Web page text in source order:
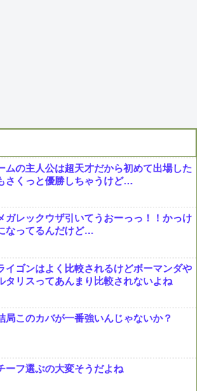
ムの主人公は超天才だから初めて出場した
さくっと優勝しちゃうけど…
ガレックウザ引いてうおーっっ！！かっけ
なってるんだけど…
イゴンはよく比較されるけどボーマンダや
タリスってあんまり比較されないよね
局このカバが一番強いんじゃないか？
ーフ選ぶの大変そうだよね